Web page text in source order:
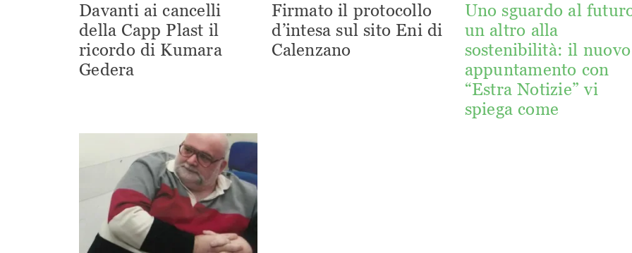
Davanti ai cancelli
della Capp Plast il
ricordo di Kumara
Gedera
Firmato il protocollo
d’intesa sul sito Eni di
Calenzano
Uno sguardo al
un altro alla
sostenibilità: il nuovo
appuntamento con
“Estra Notizie” vi
spiega come